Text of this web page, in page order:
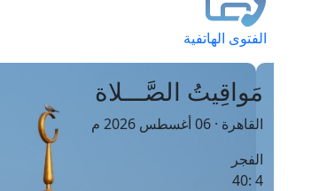
الفتوى الهاتفية
مَواقِيتُ الصَّـــلاة
القاهرة · 06 أغسطس 2026 م
الفجر
4 :40